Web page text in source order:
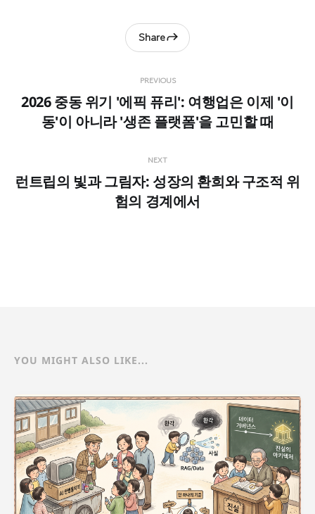
PREVIOUS
2026 중동 위기 '에픽 퓨리': 여행업은 이제 '이
동'이 아니라 '생존 플랫폼'을 고민할 때
Share
NEXT
런트립의 빛과 그림자: 성장의 환희와 구조적 위
험의 경계에서
YOU MIGHT ALSO LIKE...